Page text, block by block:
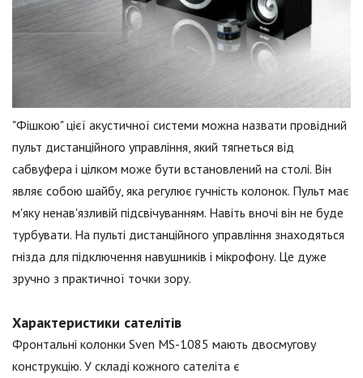
"Фішкою" цієї акустичної системи можна назвати провідний
пульт дистанційного управління, який тягнеться від
сабвуфера і цілком може бути встановлений на столі. Він
являє собою шайбу, яка регулює гучність колонок. Пульт має
м'яку ненав'язливій підсвічуванням. Навіть вночі він не буде
турбувати. На пульті дистанційного управління знаходяться
гнізда для підключення навушників і мікрофону. Це дуже
зручно з практичної точки зору.
Характеристики сателітів
Фронтальні колонки Sven MS-1085 мають двосмугову
конструкцію. У складі кожного сателіта є